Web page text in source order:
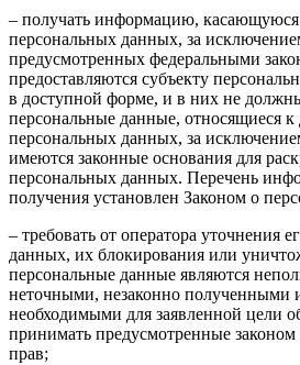
– получать информацию, касающуюся
персональных данных, за
предусмотренных федеральными
предоставляются субъекту
в доступной форме, и в них не
персональные данные, относящиеся к
персональных данных, за
имеются законные основания для
персональных данных. Перечень
получения установлен Законом о
– требовать от оператора уточнения
данных, их блокирования или
персональные данные являются
неточными, незаконно полученными
необходимыми для заявленной цели
принимать предусмотренные
прав;